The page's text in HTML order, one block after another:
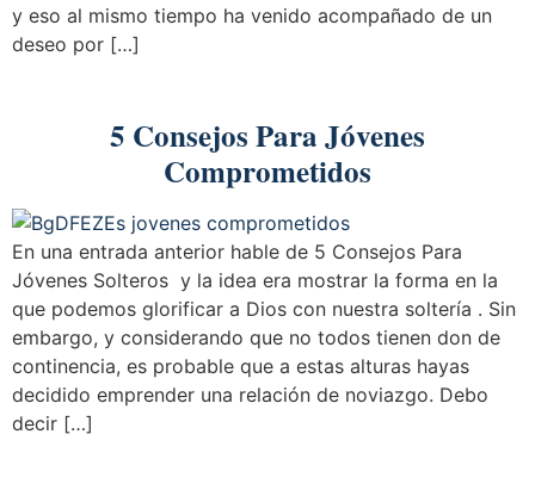
y eso al mismo tiempo ha venido acompañado de un
deseo por […]
5 Consejos Para Jóvenes
Comprometidos
En una entrada anterior hable de 5 Consejos Para
Jóvenes Solteros y la idea era mostrar la forma en la
que podemos glorificar a Dios con nuestra soltería . Sin
embargo, y considerando que no todos tienen don de
continencia, es probable que a estas alturas hayas
decidido emprender una relación de noviazgo. Debo
decir […]